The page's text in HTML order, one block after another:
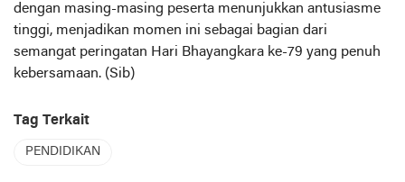
dengan masing-masing peserta menunjukkan antusiasme
tinggi, menjadikan momen ini sebagai bagian dari
semangat peringatan Hari Bhayangkara ke-79 yang penuh
kebersamaan. (Sib)
Tag Terkait
PENDIDIKAN